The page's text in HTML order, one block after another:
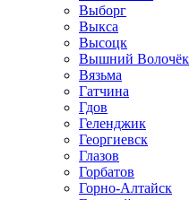
Выборг
Выкса
Высоцк
Вышний Волочёк
Вязьма
Гатчина
Гдов
Геленджик
Георгиевск
Глазов
Горбатов
Горно-Алтайск